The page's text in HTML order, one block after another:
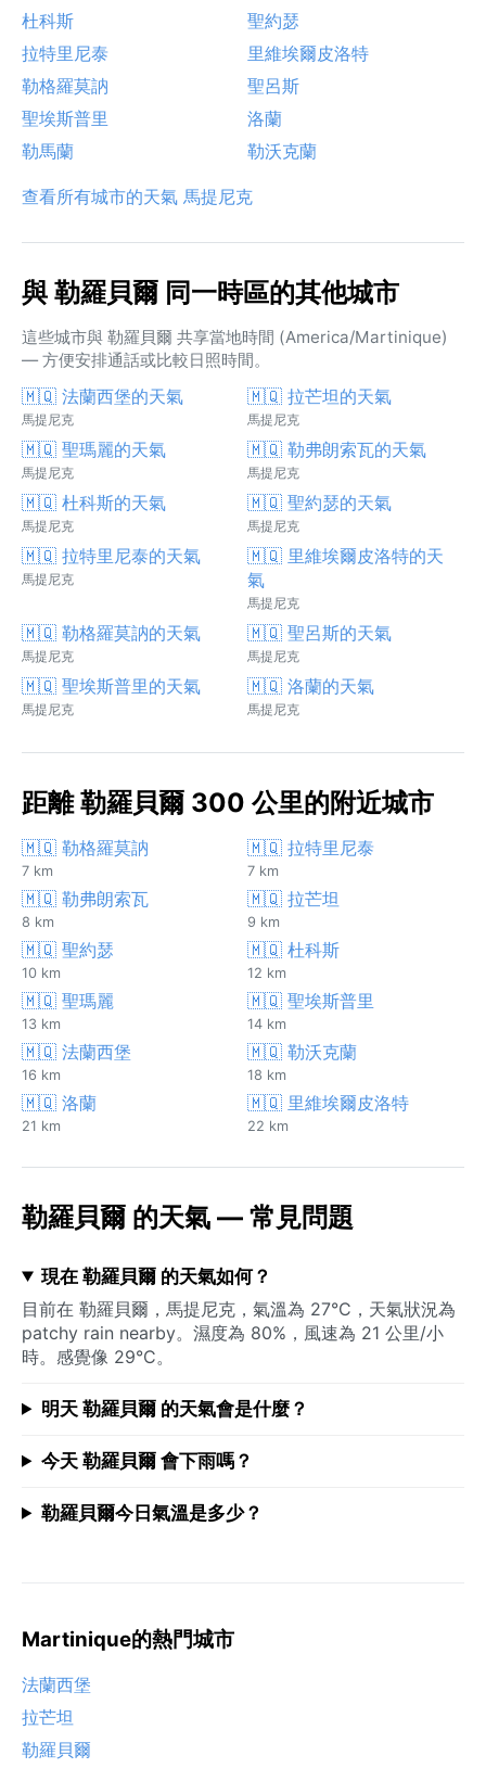
杜科斯
聖約瑟
拉特里尼泰
里維埃爾皮洛特
勒格羅莫訥
聖呂斯
聖埃斯普里
洛蘭
勒馬蘭
勒沃克蘭
查看所有城市的天氣 馬提尼克
與 勒羅貝爾 同一時區的其他城市
這些城市與 勒羅貝爾 共享當地時間 (America/Martinique)
— 方便安排通話或比較日照時間。
🇲🇶 法蘭西堡的天氣
馬提尼克
🇲🇶 拉芒坦的天氣
馬提尼克
🇲🇶 聖瑪麗的天氣
馬提尼克
🇲🇶 勒弗朗索瓦的天氣
馬提尼克
🇲🇶 杜科斯的天氣
馬提尼克
🇲🇶 聖約瑟的天氣
馬提尼克
🇲🇶 拉特里尼泰的天氣
馬提尼克
🇲🇶 里維埃爾皮洛特的天
氣
馬提尼克
🇲🇶 勒格羅莫訥的天氣
馬提尼克
🇲🇶 聖呂斯的天氣
馬提尼克
🇲🇶 聖埃斯普里的天氣
馬提尼克
🇲🇶 洛蘭的天氣
馬提尼克
距離 勒羅貝爾 300 公里的附近城市
🇲🇶 勒格羅莫訥
7 km
🇲🇶 拉特里尼泰
7 km
🇲🇶 勒弗朗索瓦
8 km
🇲🇶 拉芒坦
9 km
🇲🇶 聖約瑟
10 km
🇲🇶 杜科斯
12 km
🇲🇶 聖瑪麗
13 km
🇲🇶 聖埃斯普里
14 km
🇲🇶 法蘭西堡
16 km
🇲🇶 勒沃克蘭
18 km
🇲🇶 洛蘭
21 km
🇲🇶 里維埃爾皮洛特
22 km
勒羅貝爾 的天氣 — 常見問題
現在 勒羅貝爾 的天氣如何？
目前在 勒羅貝爾，馬提尼克，氣溫為 27°C，天氣狀況為
patchy rain nearby。濕度為 80%，風速為 21 公里/小
時。感覺像 29°C。
明天 勒羅貝爾 的天氣會是什麼？
今天 勒羅貝爾 會下雨嗎？
勒羅貝爾今日氣溫是多少？
Martinique的熱門城市
法蘭西堡
拉芒坦
勒羅貝爾